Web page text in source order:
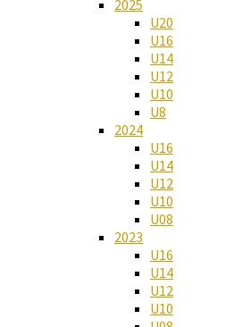
2025
U20
U16
U14
U12
U10
U8
2024
U16
U14
U12
U10
U08
2023
U16
U14
U12
U10